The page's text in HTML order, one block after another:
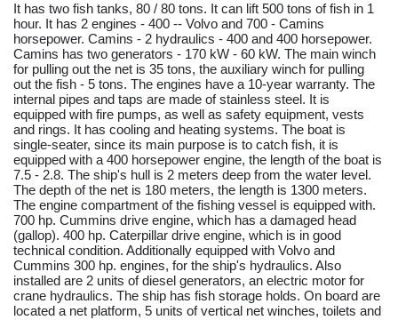
It has two fish tanks, 80 / 80 tons. It can lift 500 tons of fish in 1
hour. It has 2 engines - 400 -- Volvo and 700 - Camins
horsepower. Camins - 2 hydraulics - 400 and 400 horsepower.
Camins has two generators - 170 kW - 60 kW. The main winch
for pulling out the net is 35 tons, the auxiliary winch for pulling
out the fish - 5 tons. The engines have a 10-year warranty. The
internal pipes and taps are made of stainless steel. It is
equipped with fire pumps, as well as safety equipment, vests
and rings. It has cooling and heating systems. The boat is
single-seater, since its main purpose is to catch fish, it is
equipped with a 400 horsepower engine, the length of the boat is
7.5 - 2.8. The ship's hull is 2 meters deep from the water level.
The depth of the net is 180 meters, the length is 1300 meters.
The engine compartment of the fishing vessel is equipped with.
700 hp. Cummins drive engine, which has a damaged head
(gallop). 400 hp. Caterpillar drive engine, which is in good
technical condition. Additionally equipped with Volvo and
Cummins 300 hp. engines, for the ship's hydraulics. Also
installed are 2 units of diesel generators, an electric motor for
crane hydraulics. The ship has fish storage holds. On board are
located a net platform, 5 units of vertical net winches, toilets and